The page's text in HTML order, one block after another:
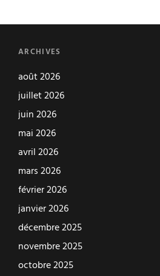
ARCHIVES
août 2026
juillet 2026
juin 2026
mai 2026
avril 2026
mars 2026
février 2026
janvier 2026
décembre 2025
novembre 2025
octobre 2025